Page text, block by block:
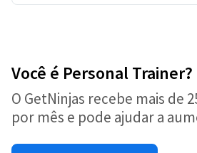
Você é Personal Trainer?
O GetNinjas recebe mais de
por mês e pode ajudar a